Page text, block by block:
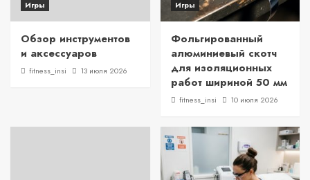
Игры
Обзор инструментов
и аксессуаров
fitness_insi 13 июля 2026
Игры
Фольгированный
алюминиевый скотч
для изоляционных
работ шириной 50 мм
fitness_insi 10 июля 2026